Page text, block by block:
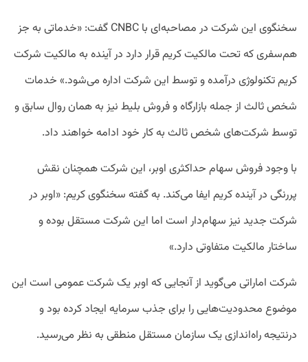
سخنگوی این شرکت در مصاحبه‌ای با CNBC گفت: «خدماتی به جز
هم‌سفری که تحت مالکیت کریم قرار دارد در آینده به مالکیت شرکت
کریم تکنولوژی درآمده و توسط این شرکت اداره می‌شود.» خدمات
شخص ثالث از جمله بازارگاه‌ و فروش بلیط نیز به همان روال سابق و
توسط شرکت‌های شخص ثالث به کار خود ادامه خواهند داد.
با وجود فروش سهام حداکثری اوبر، این شرکت همچنان نقش
پررنگی در آینده کریم ایفا می‌کند. به گفته سخنگوی کریم: «اوبر در
شرکت جدید نیز سهام‌دار است اما این شرکت مستقل بوده و
ساختار مالکیت متفاوتی دارد.»
شرکت اماراتی می‌گوید از آنجایی که اوبر یک شرکت عمومی است این
موضوع محدودیت‌هایی را برای جذب سرمایه ایجاد کرده بود و
درنتیجه راه‌اندازی یک سازمان مستقل منطقی به نظر می‌رسید.